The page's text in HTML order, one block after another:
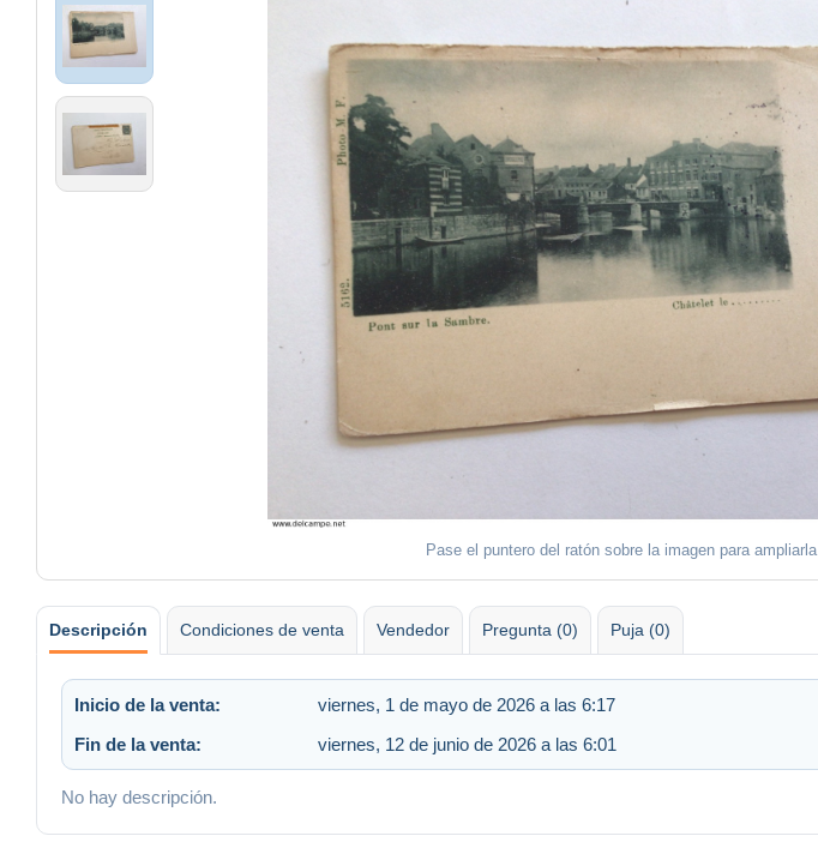
Pase el puntero del ratón sobre la imagen para ampliarla
Descripción Condiciones de venta Vendedor Pregunta (0) Puja (0)
Inicio de la venta: viernes, 1 de mayo de 2026 a las 6:17
Fin de la venta:
viernes, 12 de junio de 2026 a las 6:01
No hay descripción.